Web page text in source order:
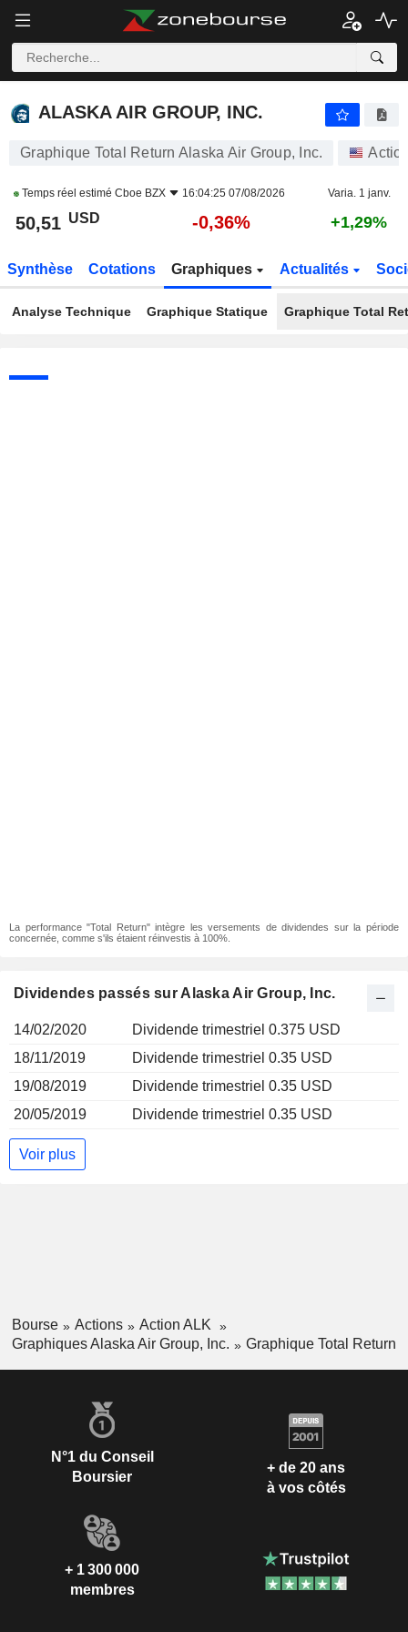
ALASKA AIR GROUP, INC.
ALASKA AIR GROUP, INC.
Graphique Total Return Alaska Air Group, Inc.
Temps réel estimé Cboe BZX 16:04:25 07/08/2026 Varia. 1 janv.
50,51 USD -0,36% +1,29%
Synthèse Cotations Graphiques Actualités
Analyse Technique Graphique Statique Graphique Total
La performance "Total Return" intègre les versements de dividendes sur la période
concernée, comme s'ils étaient réinvestis à 100%.
Dividendes passés sur Alaska Air Group, Inc.
14/02/2020
Dividende trimestriel 0.375 USD
18/11/2019
Dividende trimestriel 0.35 USD
19/08/2019
Dividende trimestriel 0.35 USD
20/05/2019
Dividende trimestriel 0.35 USD
Voir plus
Bourse Actions
Action ALK
Graphiques Alaska Air Group, Inc.
Graphique Total Return
N°1 du Conseil
Boursier
+ de 20 ans
à vos côtés
+ 1 300 000
membres